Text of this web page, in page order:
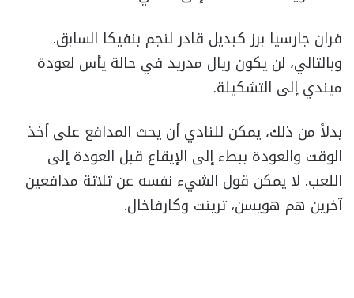
فران جارسيا برز كبديل قادر لنجم بنفيكا السابق.
وبالتالي، لن يكون ريال مدريد في حالة يأس لعودة
ميندي إلى التشكيلة.
بدلاً من ذلك، يمكن للنادي أن يحث المدافع على أخذ
الوقت والعودة ببطء إلى الإيقاع قبل العودة إلى
اللعب. لا يمكن قول الشيء نفسه عن ثلاثة مدافعين
آخرين هم هويسن، ترينت وكارفاخال.